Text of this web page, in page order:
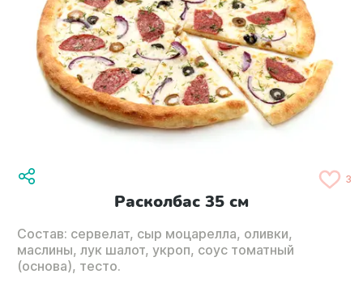
3
Расколбас 35 см
Состав: сервелат, сыр моцарелла, оливки,
маслины, лук шалот, укроп, соус томатный
(основа), тесто.